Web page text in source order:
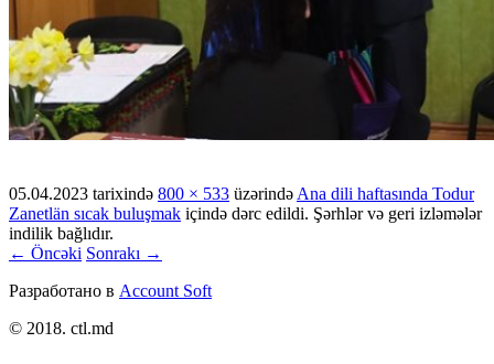
05.04.2023 tarixində 800 × 533 üzərində Ana dili haftasında Todur
Zanetlän sıcak buluşmak içində dərc edildi. Şərhlər və geri izləmələr
indilik bağlıdır.
← Öncəki Sonrakı →
Разработано в Account Soft
© 2018. ctl.md